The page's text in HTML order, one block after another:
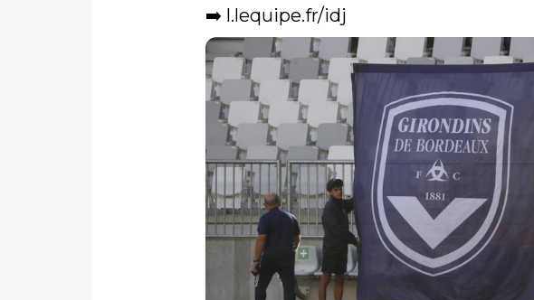
➡️ l.lequipe.fr/idj